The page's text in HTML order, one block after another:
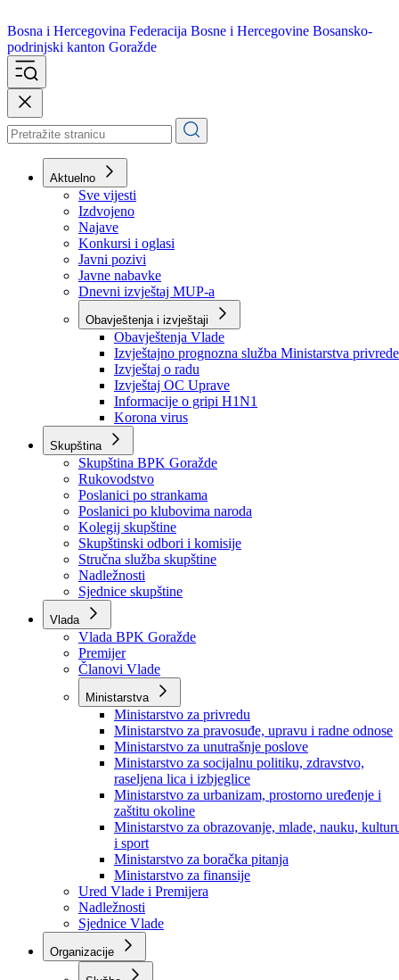
Bosna i Hercegovina
podrinjski kanton Goražde
Aktuelno
Sve vijesti
Izdvojeno
Najave
Konkursi i oglasi
Javni pozivi
Javne nabavke
Dnevni izvještaj MUP-a
Obavještenja i izvještaji
Obavještenja Vlade
Izvještajno prognozna služba Ministarstva privrede
Izvještaj o radu
Izvještaj OC Uprave
Informacije o gripi H1N1
Korona virus
Skupština
Skupština BPK Goražde
Rukovodstvo
Poslanici po strankama
Poslanici po klubovima naroda
Kolegij skupštine
Skupštinski odbori i komisije
Stručna služba skupštine
Nadležnosti
Sjednice skupštine
Vlada
Vlada BPK Goražde
Premijer
Članovi Vlade
Ministarstva
Ministarstvo za privredu
Ministarstvo za pravosuđe, upravu i radne odnose
Ministarstvo za unutrašnje poslove
Ministarstvo za socijalnu politiku, zdravstvo,
raseljena lica i izbjeglice
Ministarstvo za urbanizam, prostorno uređenje i
zaštitu okoline
Ministarstvo za obrazovanje, mlade, nauku,
i sport
Ministarstvo za boračka pitanja
Ministarstvo za finansije
Ured Vlade i Premijera
Nadležnosti
Sjednice Vlade